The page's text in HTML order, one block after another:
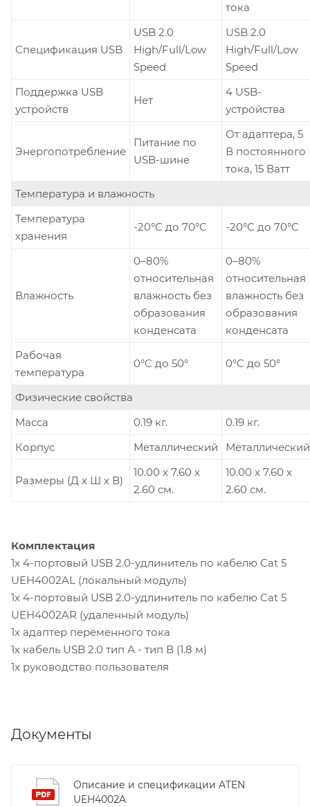
тока
Спецификация USB
USB 2.0
High/Full/Low
Speed
USB 2.0
High/Full/Low
Speed
Поддержка USB
устройств
Нет
4 USB-
устройства
Энергопотребление
Питание по
USB-шине
От адаптера, 5
В постоянного
тока, 15 Ватт
Температура и влажность
Температура
хранения
-20°C до 70°C -20°C до 70°C
Влажность
0–80%
относительная
влажность без
образования
конденсата
0–80%
относительная
влажность без
образования
конденсата
Рабочая
температура
0°C до 50° 0°C до 50°
Физические свойства
Масса
0.19 кг.
0.19 кг.
Корпус
Металлический Металлический
Размеры (Д х Ш х В)
10.00 x 7.60 x
2.60 см.
10.00 x 7.60 x
2.60 см.
Комплектация
1x 4-портовый USB 2.0-удлинитель по кабелю Cat 5
UEH4002AL (локальный модуль)
1x 4-портовый USB 2.0-удлинитель по кабелю Cat 5
UEH4002AR (удаленный модуль)
1x адаптер переменного тока
1x кабель USB 2.0 тип А - тип В (1.8 м)
1x руководство пользователя
Документы
Описание и спецификации ATEN
UEH4002A